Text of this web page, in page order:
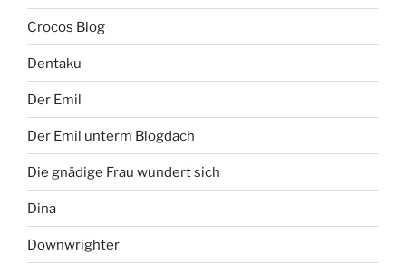
Crocos Blog
Dentaku
Der Emil
Der Emil unterm Blogdach
Die gnädige Frau wundert sich
Dina
Downwrighter